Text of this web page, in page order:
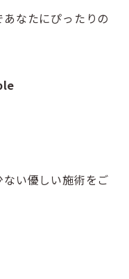
なたにぴったりの
い優しい施術をご